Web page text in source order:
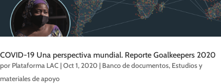
COVID-19 Una perspectiva mundial. Reporte Goalkeepers 2020
por Plataforma LAC |Oct 1, 2020 | Banco de documentos, Estudios y
materiales de apoyo